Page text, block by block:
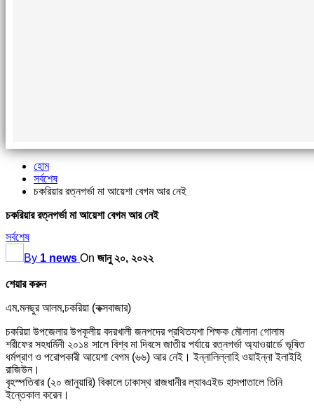
হোম
সর্বশেষ
চকরিয়ার রত্নগর্ভা মা আয়েশা বেগম আর নেই
চকরিয়ার রত্নগর্ভা মা আয়েশা বেগম আর নেই
সর্বশেষ
By 1 news On জানু ২০, ২০২২
শেয়ার করুন
এম.মনছুর আলম,চকরিয়া (কক্সবাজার)
চকরিয়া উপজেলার উপকূলীয় বদরখালী জনপদের প্রথিতযশা শিক্ষক মৌলানা গোলাম
শরীফের সহধর্মিনী ২০১৪ সালে বিশ্ব মা দিবসে জাতীয় পর্যায়ে রত্নগর্ভা অ্যাওয়ার্ডে ভূষিত
ধর্মপ্রাণ ও পরোপকারী আয়েশা বেগম (৬৬) আর নেই। ইন্নালিল্লাহি ওয়াইন্না ইলাইহি
রাজিউন।
বৃহস্পতিবার (২০ জানুয়ারি) বিকালে ঢাকাস্থ রাজধানীর ল্যাবএইড হাসপাতালে তিনি
ইন্তেকাল করেন।